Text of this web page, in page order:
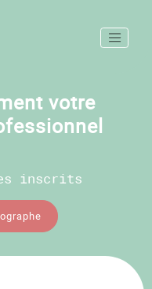
votre
inscrits